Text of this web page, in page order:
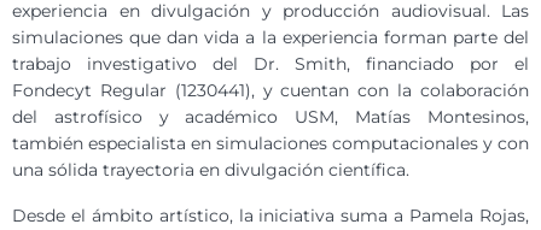
experiencia en divulgación y producción audiovisual. Las
simulaciones que dan vida a la experiencia forman parte del
trabajo investigativo del Dr. Smith, financiado por el
Fondecyt Regular (1230441), y cuentan con la colaboración
del astrofísico y académico USM, Matías Montesinos,
también especialista en simulaciones computacionales y con
una sólida trayectoria en divulgación científica.
Desde el ámbito artístico, la iniciativa suma a Pamela Rojas,